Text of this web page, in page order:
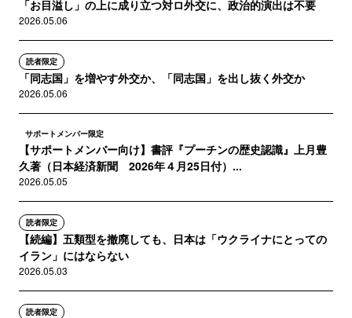
「お目溢し」の上に成り立つ対ロ外交に、政治的演出は不要
2026.05.06
読者限定
「同志国」を増やす外交か、「同志国」を出し抜く外交か
2026.05.06
サポートメンバー限定
【サポートメンバー向け】書評『プーチンの歴史認識』上月豊
久著（日本経済新聞 2026年４月25日付）...
2026.05.05
読者限定
【続編】五類型を撤廃しても、日本は「ウクライナにとっての
イラン」にはならない
2026.05.03
読者限定